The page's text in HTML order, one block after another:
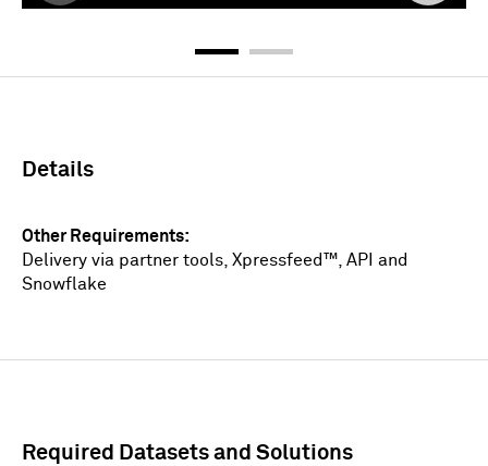
Details
Other Requirements
Delivery via partner tools, Xpressfeed™, API and
Snowflake
Required Datasets and Solutions